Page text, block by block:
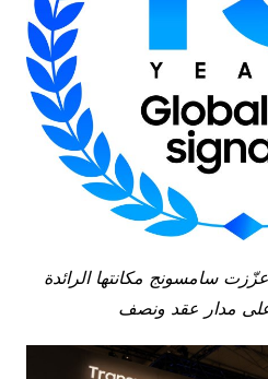
عزّزتسامسونج مكانتها الرائدة
مدار عقد ونصف